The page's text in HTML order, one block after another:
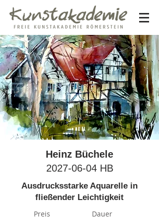
Heinz Büchele
2027-06-04HB
Ausdrucksstarke Aquarelle in
fließender Leichtigkeit
Preis
Dauer